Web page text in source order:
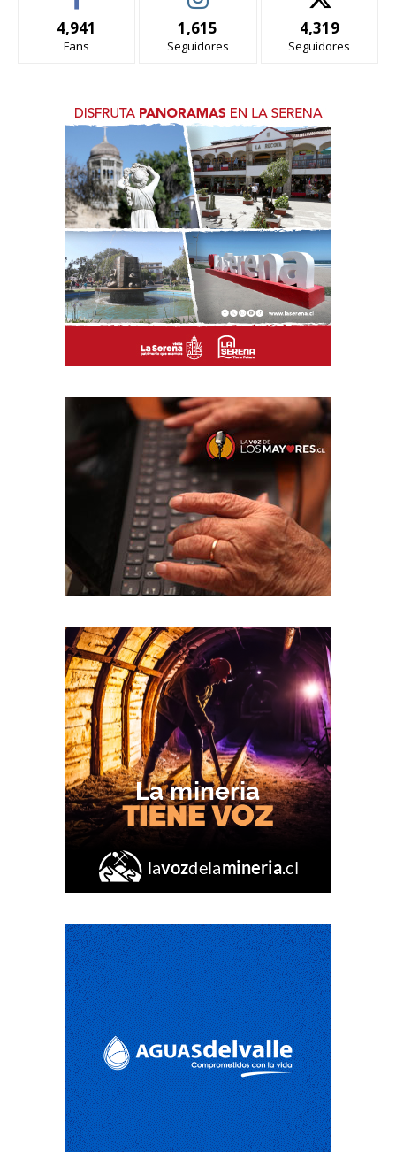
4,941
Fans
1,615
Seguidores
4,319
Seguidores